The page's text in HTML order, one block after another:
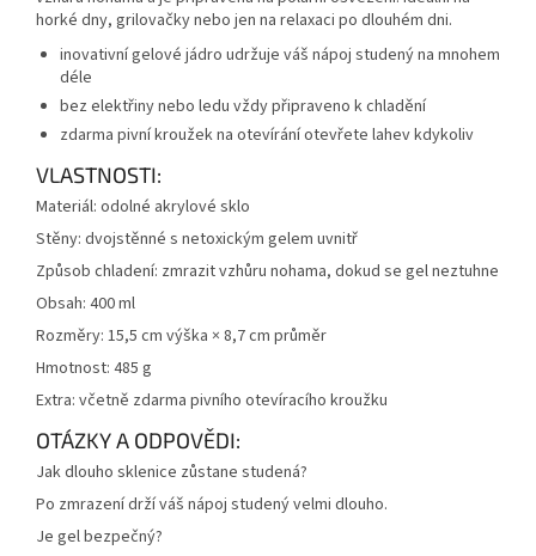
horké dny, grilovačky nebo jen na relaxaci po dlouhém dni.
inovativní gelové jádro udržuje váš nápoj studený na mnohem
déle
bez elektřiny nebo ledu vždy připraveno k chladění
zdarma pivní kroužek na otevírání otevřete lahev kdykoliv
VLASTNOSTI:
Materiál: odolné akrylové sklo
Stěny: dvojstěnné s netoxickým gelem uvnitř
Způsob chladení: zmrazit vzhůru nohama, dokud se gel neztuhne
Obsah: 400 ml
Rozměry: 15,5 cm výška × 8,7 cm průměr
Hmotnost: 485 g
Extra: včetně zdarma pivního otevíracího kroužku
OTÁZKY A ODPOVĚDI:
Jak dlouho sklenice zůstane studená?
Po zmrazení drží váš nápoj studený velmi dlouho.
Je gel bezpečný?